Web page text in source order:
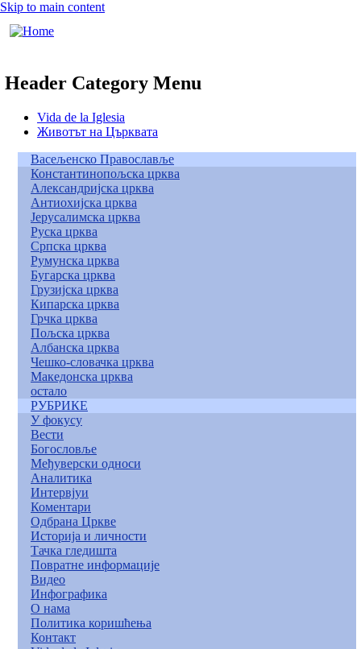
Skip to main content
Header Category Menu
Vida de la Iglesia
Животът на Църквата
Васељенско Православље
Константинопољска црква
Александријска црква
Антиохијска црква
Јерусалимска црква
Руска црква
Српска црква
Румунска црква
Бугарска црква
Грузијска црква
Кипарска црква
Грчка црква
Пољска црква
Албанска црква
Чешко-словачка црква
Македонска црква
остало
РУБРИКЕ
У фокусу
Вести
Богословље
Међуверски односи
Аналитика
Интервјуи
Коментари
Одбрана Цркве
Историја и личности
Тачка гледишта
Повратне информације
Видео
Инфографика
О нама
Политика коришћења
Контакт